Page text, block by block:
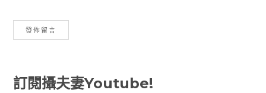
訂閱攝夫妻Youtube!